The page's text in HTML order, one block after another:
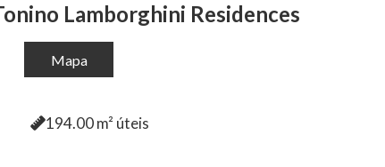
Lamborghini Residences
Mapa
194.00m² úteis